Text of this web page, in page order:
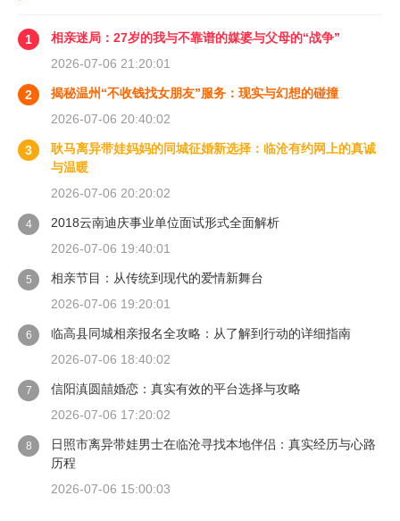
1
相亲迷局：27岁的我与不靠谱的媒婆与父母的“战争”
2026-07-06 21:20:01
2
揭秘温州“不收钱找女朋友”服务：现实与幻想的碰撞
2026-07-06 20:40:02
3
耿马离异带娃妈妈的同城征婚新选择：临沧有约网上的真诚
与温暖
2026-07-06 20:20:02
4
2018云南迪庆事业单位面试形式全面解析
2026-07-06 19:40:01
5
相亲节目：从传统到现代的爱情新舞台
2026-07-06 19:20:01
6
临高县同城相亲报名全攻略：从了解到行动的详细指南
2026-07-06 18:40:02
7
信阳滇圆囍婚恋：真实有效的平台选择与攻略
2026-07-06 17:20:02
8
日照市离异带娃男士在临沧寻找本地伴侣：真实经历与心路
历程
2026-07-06 15:00:03